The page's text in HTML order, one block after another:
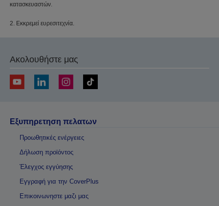
κατασκευαστών.
2. Εκκρεμεί ευρεσιτεχνία.
Ακολουθήστε μας
Εξυπηρετηση πελατων
Προωθητικές ενέργειες
Δήλωση προϊόντος
Έλεγχος εγγύησης
Εγγραφή για την CoverPlus
Επικοινωνηστε μαζι μας